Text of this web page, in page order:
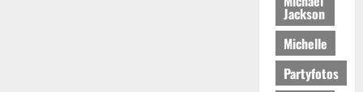
Jackson
Michelle
Partyfotos